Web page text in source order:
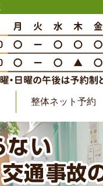
整体ネット予約